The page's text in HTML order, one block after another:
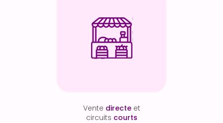
Vente directe et
circuits courts